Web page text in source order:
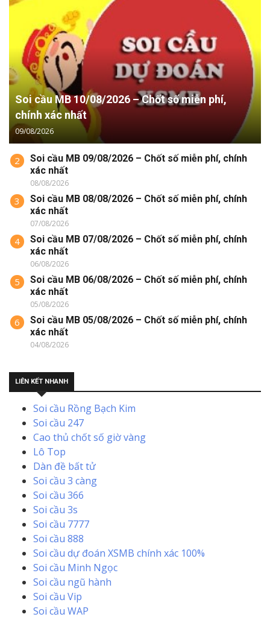
Soi cầu MB 10/08/2026 – Chốt số miễn phí,
chính xác nhất
09/08/2026
2
Soi cầu MB 09/08/2026 – Chốt số miễn phí, chính
xác nhất
08/08/2026
3
Soi cầu MB 08/08/2026 – Chốt số miễn phí, chính
xác nhất
07/08/2026
4
Soi cầu MB 07/08/2026 – Chốt số miễn phí, chính
xác nhất
06/08/2026
5
Soi cầu MB 06/08/2026 – Chốt số miễn phí, chính
xác nhất
05/08/2026
6
Soi cầu MB 05/08/2026 – Chốt số miễn phí, chính
xác nhất
04/08/2026
LIÊN KẾT NHANH
Soi cầu Rồng Bạch Kim
Soi cầu 247
Cao thủ chốt số giờ vàng
Lô Top
Dàn đề bất tử
Soi cầu 3 càng
Soi cầu 366
Soi cầu 3s
Soi cầu 7777
Soi cầu 888
Soi cầu dự đoán XSMB chính xác 100%
Soi cầu Minh Ngọc
Soi cầu ngũ hành
Soi cầu Vip
Soi cầu WAP